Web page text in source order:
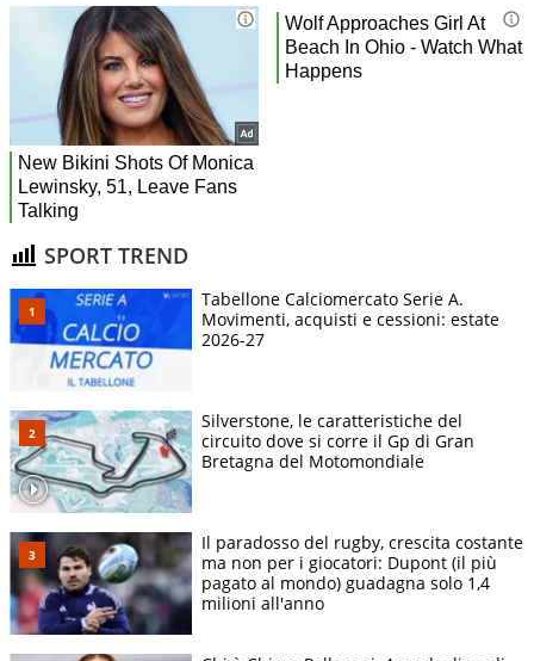
SPORT TREND
Tabellone Calciomercato Serie A.
Movimenti, acquisti e cessioni: estate
2026-27
Silverstone, le caratteristiche del
circuito dove si corre il Gp di Gran
Bretagna del Motomondiale
Il paradosso del rugby, crescita costante
ma non per i giocatori: Dupont (il più
pagato al mondo) guadagna solo 1,4
milioni all'anno